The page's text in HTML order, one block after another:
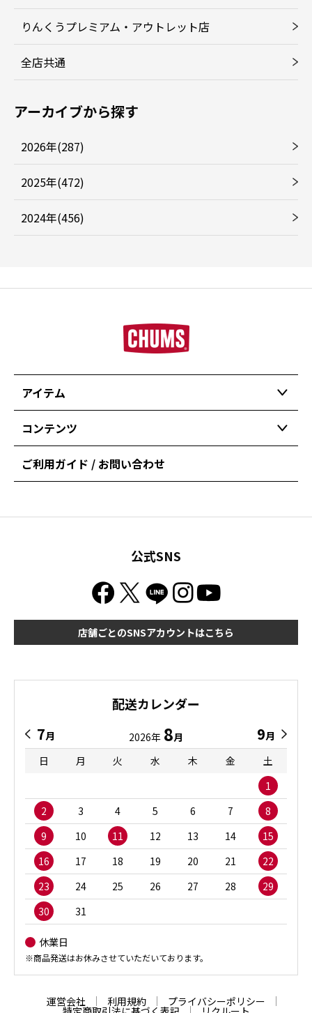
りんくうプレミアム・アウトレット店
全店共通
アーカイブから探す
2026年(287)
2025年(472)
2024年(456)
アイテム
コンテンツ
ご利用ガイド / お問い合わせ
公式SNS
店舗ごとのSNSアカウントはこちら
配送カレンダー
7月 2026年 8月 9月
日
月 火 水 木 金
土
1
2
3 4 5 6 7
8
9
10 11 12 13 14
15
16
17 18 19 20 21
22
23
24 25 26 27 28
29
30
31
休業日
※商品発送はお休みさせていただいております。
運営会社 利用規約 プライバシーポリシー